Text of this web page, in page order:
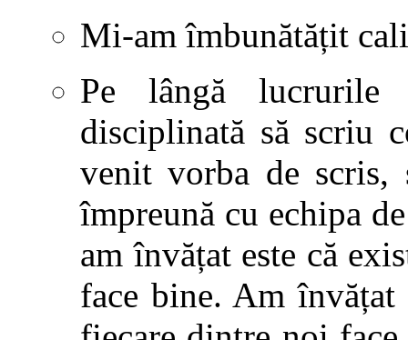
Mi-am îmbunătățit
Pe lângă
disciplinată să scriu
venit vorba de scris,
împreună cu echipa
am învățat este că
face bine. Am învățat